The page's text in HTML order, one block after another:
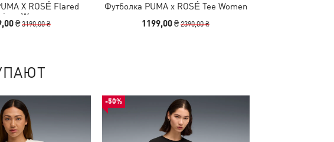
X ROSÉ Flared
Women
₴3190,00 ₴
Футболка PUMA x ROSÉ Tee Women
1199,00 ₴2390,00 ₴
-50%